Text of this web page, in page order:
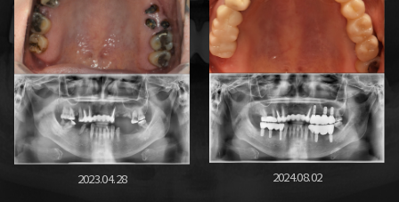
2023.04.28 2024.08.02